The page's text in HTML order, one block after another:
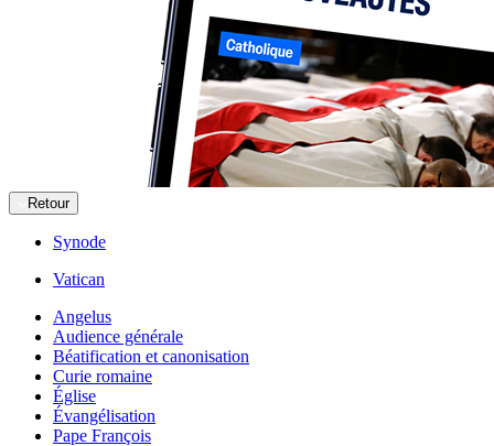
Retour
Synode
Vatican
Angelus
Audience générale
Béatification et canonisation
Curie romaine
Église
Évangélisation
Pape François